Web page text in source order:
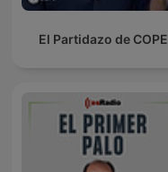
El Partidazo de COPE